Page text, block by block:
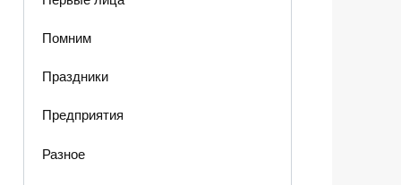
Помним
Праздники
Предприятия
Разное